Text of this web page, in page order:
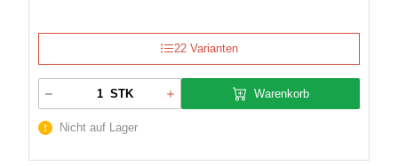
22 Varianten
STK Warenkorb
Nicht auf Lager